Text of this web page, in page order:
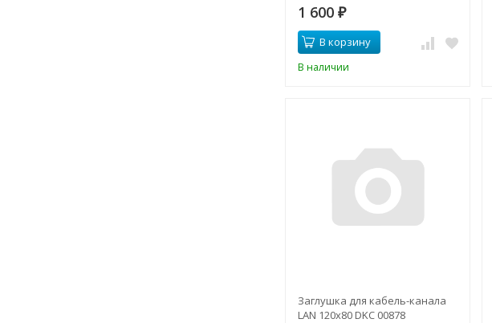
1 600 ₽
В корзину
В наличии
Заглушка для кабель-канала
LAN 120х80 DKC 00878